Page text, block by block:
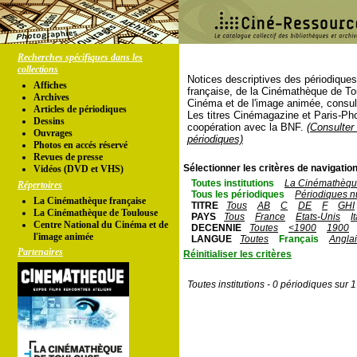
Recherches spécifiques dans les
collections
Affiches
Archives
Articles de périodiques
Dessins
Ouvrages
Photos en accés réservé
Revues de presse
Vidéos (DVD et VHS)
Répertoires
La Cinémathèque française
La Cinémathèque de Toulouse
Centre National du Cinéma et de
l'image animée
Partenaires
Notices descriptives des
française, de la Cinémathèque de
Cinéma et de l'image animée,
Les titres Cinémagazine et Paris-
coopération avec la BNF.
périodiques)
Sélectionner les critères de
Toutes institutions
La
Tous les périodiques
Périodiques
TITRE
Tous AB C DE F
GHI
PAYS
Tous France Etats-Unis
DECENNIE
Toutes <1900
1900
LANGUE
Toutes Français
Réinitialiser les critères
Toutes institutions - 0 périodiques sur